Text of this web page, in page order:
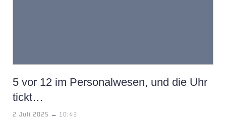
5 vor 12 im Personalwesen, und die Uhr
tickt…
2 Juli 2025 - 10:43